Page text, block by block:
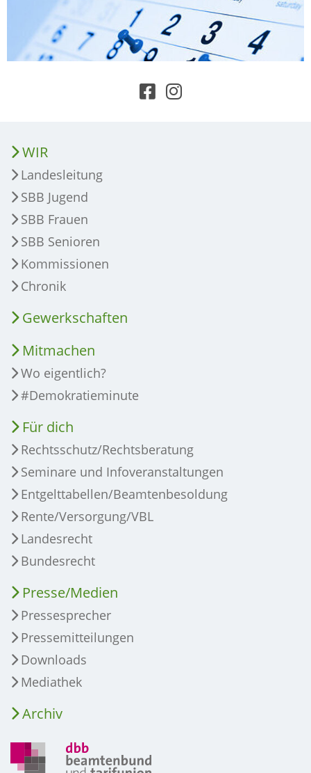
WIR
Landesleitung
SBB Jugend
SBB Frauen
SBB Senioren
Kommissionen
Chronik
Gewerkschaften
Mitmachen
Wo eigentlich?
#Demokratieminute
Für dich
Rechtsschutz/Rechtsberatung
Seminare und Infoveranstaltungen
Entgelttabellen/Beamtenbesoldung
Rente/Versorgung/VBL
Landesrecht
Bundesrecht
Presse/Medien
Pressesprecher
Pressemitteilungen
Downloads
Mediathek
Archiv